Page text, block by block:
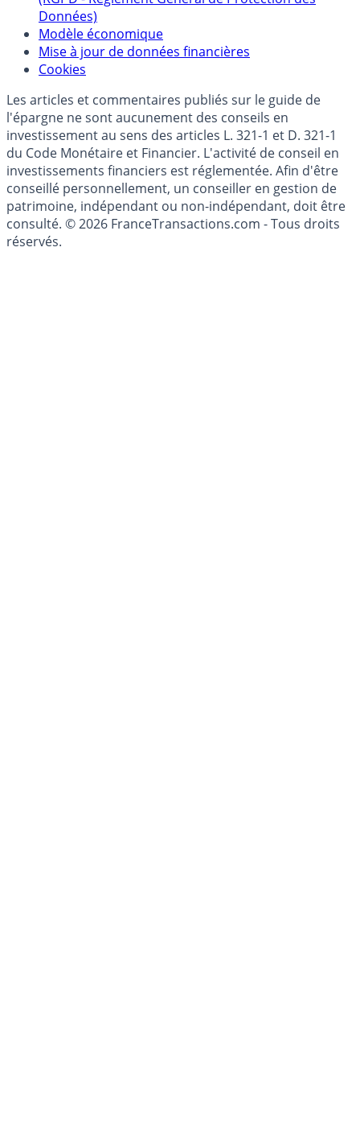
Données)
Modèle économique
Mise à jour de données financières
Cookies
Les articles et commentaires publiés sur le guide de
l'épargne ne sont aucunement des conseils en
investissement au sens des articles L. 321-1 et D. 321-1
du Code Monétaire et Financier. L'activité de conseil en
investissements financiers est réglementée. Afin d'être
conseillé personnellement, un conseiller en gestion de
patrimoine, indépendant ou non-indépendant, doit être
consulté. © 2026 FranceTransactions.com - Tous droits
réservés.